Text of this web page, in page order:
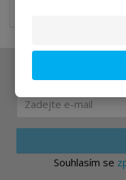
Ať
Souhlasím se